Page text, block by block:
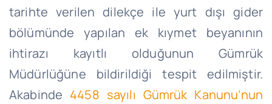
tarihte verilen dilekçe ile yurt dışı gider
bölümünde yapılan ek kıymet beyanının
ihtirazı kayıtlı olduğunun Gümrük
Müdürlüğüne bildirildiği tespit edilmiştir.
Akabinde 4458 sayılı Gümrük Kanunu’nun